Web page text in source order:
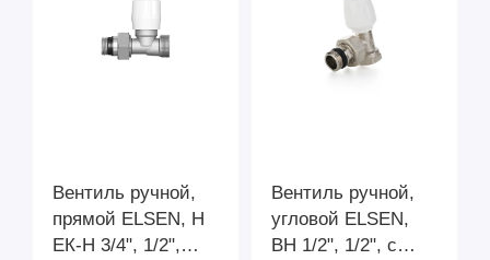
Вентиль ручной,
прямой ELSEN, Н
ЕК-Н 3/4", 1/2",
Вентиль ручной,
угловой ELSEN,
ВН 1/2", 1/2", с